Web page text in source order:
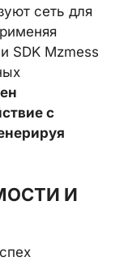
сеть для
SDK Mzmess
с
И